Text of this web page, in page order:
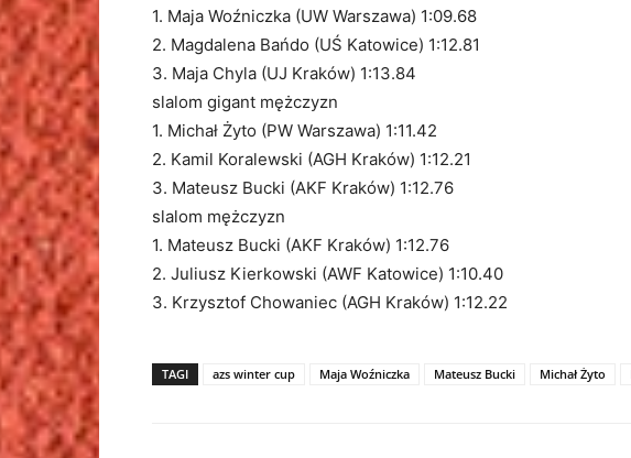
1. Maja Woźniczka (UW Warszawa) 1:09.68
2. Magdalena Bańdo (UŚ Katowice) 1:12.81
3. Maja Chyla (UJ Kraków) 1:13.84
slalom gigant mężczyzn
1. Michał Żyto (PW Warszawa) 1:11.42
2. Kamil Koralewski (AGH Kraków) 1:12.21
3. Mateusz Bucki (AKF Kraków) 1:12.76
slalom mężczyzn
1. Mateusz Bucki (AKF Kraków) 1:12.76
2. Juliusz Kierkowski (AWF Katowice) 1:10.40
3. Krzysztof Chowaniec (AGH Kraków) 1:12.22
TAGI azs winter cup Maja Woźniczka Mateusz Bucki Michał Żyto